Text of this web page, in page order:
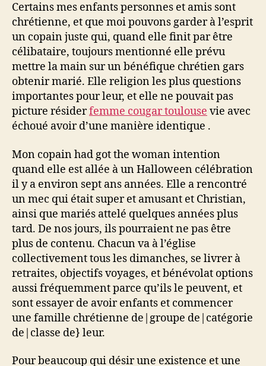
Certains mes enfants personnes et amis sont
chrétienne, et que moi pouvons garder à l’esprit
un copain juste qui, quand elle finit par être
célibataire, toujours mentionné elle prévu
mettre la main sur un bénéfique chrétien gars
obtenir marié. Elle religion les plus questions
importantes pour leur, et elle ne pouvait pas
picture résiderfemme cougar toulouse vie avec
échoué avoir d’une manière identique .
Mon copain had got the woman intention
quand elle est allée à un Halloween célébration
il y a environ sept ans années. Elle a rencontré
un mec qui était super et amusant et Christian,
ainsi que mariés attelé quelques années plus
tard. De nos jours, ils pourraient ne pas être
plus de contenu. Chacun va à l’église
collectivement tous les dimanches, se livrer à
retraites, objectifs voyages, et bénévolat options
aussi fréquemment parce qu’ils le peuvent, et
sont essayer de avoir enfants et commencer
une famille chrétienne de|groupe de|catégorie
de|classe de} leur.
Pour beaucoup qui désir une existence et une